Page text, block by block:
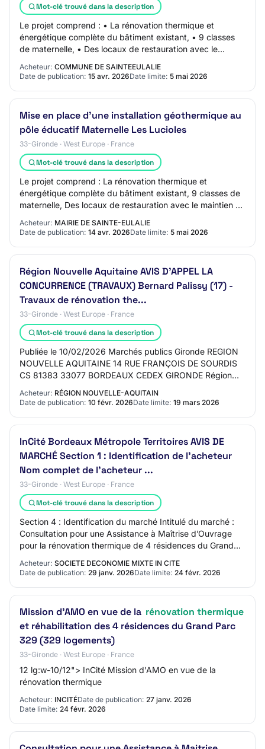
Mot-clé trouvé dans la description
Le projet comprend : • La rénovation thermique et
énergétique complète du bâtiment existant, • 9 classes
de maternelle, • Des locaux de restauration avec le
Acheteur: COMMUNE DE SAINTEEULALIE
Date de publication: 15 avr. 2026Date limite: 5 mai 2026
Mise en place d'une installation géothermique au
pôle éducatif Maternelle Les Lucioles
33-Gironde · West Europe · France
Mot-clé trouvé dans la description
Le projet comprend : La rénovation thermique et
énergétique complète du bâtiment existant, 9 classes de
maternelle, Des locaux de restauration avec le maintien de
Acheteur: MAIRIE DE SAINTE-EULALIE
Date de publication: 14 avr. 2026Date limite: 5 mai 2026
Région Nouvelle Aquitaine AVIS D’APPEL LA
CONCURRENCE (TRAVAUX) Bernard Palissy (17) -
Travaux de rénovation the...
33-Gironde · West Europe · France
Mot-clé trouvé dans la description
Publiée le 10/02/2026 Marchés publics Gironde REGION
NOUVELLE AQUITAINE 14 RUE FRANÇOIS DE SOURDIS
CS 81383 33077 BORDEAUX CEDEX GIRONDE Région
Nouvelle Aquitaine AVIS D’APPEL LA CONCURRENCE
(TRAVAUX…
Acheteur: RÉGION NOUVELLE-AQUITAIN
Date de publication: 10 févr. 2026Date limite: 19 mars 2026
InCité Bordeaux Métropole Territoires AVIS DE
MARCHÉ Section 1 : Identification de l’acheteur
Nom complet de l’acheteur ...
33-Gironde · West Europe · France
Mot-clé trouvé dans la description
Section 4 : Identification du marché Intitulé du marché :
Consultation pour une Assistance à Maîtrise d’Ouvrage
pour la rénovation thermique de 4 résidences du Grand
Acheteur: SOCIETE DECONOMIE MIXTE IN CITE
Date de publication: 29 janv. 2026Date limite: 24 févr. 2026
Mission d'AMO en vue de la rénovation thermique
et réhabilitation des 4 résidences du Grand Parc
329 (329 logements)
33-Gironde · West Europe · France
12 lg:w-10/12"> InCité Mission d'AMO en vue de la
rénovation thermique
Acheteur: INCITÉDate de publication: 27 janv. 2026
Date limite: 24 févr. 2026